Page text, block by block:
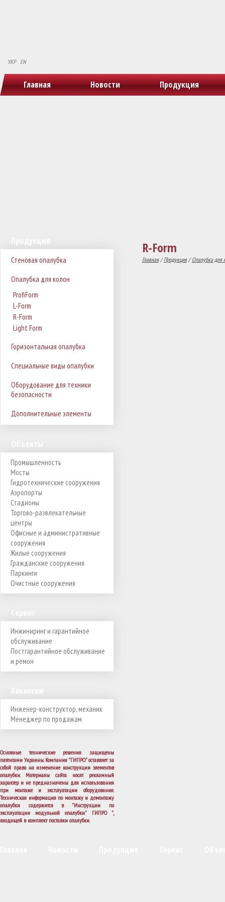
УКР EN
Главная Новости Продукция
Стеновая опалубка
Опалубка для колон
ProfiForm
L-Form
R-Form
Light Form
Горизонтальная опалубка
Специальные виды опалубки
Оборудование для техники
безопасности
Дополнительные элементы
Промышленность
Мосты
Гидротехнические сооружения
Аэропорты
Стадионы
Торгово-развлекательные
центры
Офисные и административные
сооружения
Жилые сооружения
Гражданские сооружения
Паркинги
Очистные сооружения
Инжиниринг и гарантийное
обслуживание
Постгарантийное обслуживание
и ремон
Инженер-конструктор, механик
Менеджер по продажам
Основные технические решения защищены
патентами Украины. Компания "ГИПРО" оставляет за
собой право на изменение конструкции элементов
опалубки. Материалы сайта носят рекламный
характер и не предназначены для использования
при монтаже и эксплуатации оборудования.
Техническая информация по монтажу и демонтажу
опалубки содержится в "Инструкции по
эксплуатации модульной опалубки" ГИПРО ",
входящей в комплект поставки опалубки.
R-Form
Главная/Продукция/Опалубка для